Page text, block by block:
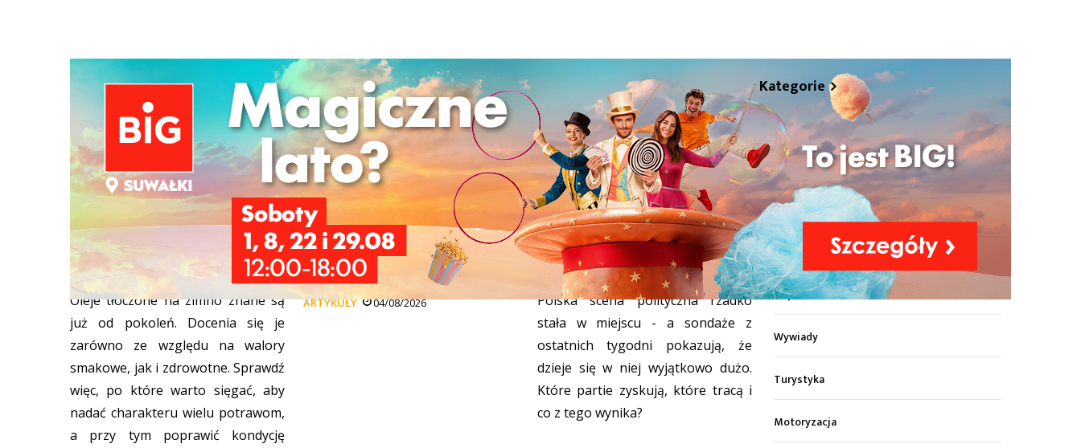
Oleje, które warto stosować na
zimno, a nie do smażenia
ARTYKUŁY 05/08/2026
Oleje tłoczone na zimno znane są
już od pokoleń. Docenia się je
zarówno ze względu na walory
smakowe, jak i zdrowotne. Sprawdź
więc, po które warto sięgać, aby
nadać charakteru wielu potrawom,
a przy tym poprawić kondycję
Samochodem nad wodę: jak
bezpiecznie przewozić SUP,
rowery, bagaż i mokry sprzęt
ARTYKUŁY 04/08/2026
Aktualne sondaże wyborcze w
Polsce. Najnowsze dane i analiza
ARTYKUŁY 28/07/2026
Polska scena polityczna rzadko
stała w miejscu - a sondaże z
ostatnich tygodni pokazują, że
dzieje się w niej wyjątkowo dużo.
Które partie zyskują, które tracą i
co z tego wynika?
Kategorie
Z życia miasta
Sport
Kultura
Wiadomości z regionu
Z życia szkół
Wywiady
Turystyka
Motoryzacja